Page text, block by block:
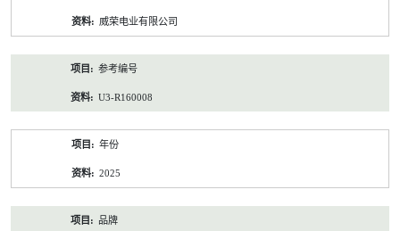
威荣电业有限公司
参考编号
U3-R160008
年份
2025
品牌